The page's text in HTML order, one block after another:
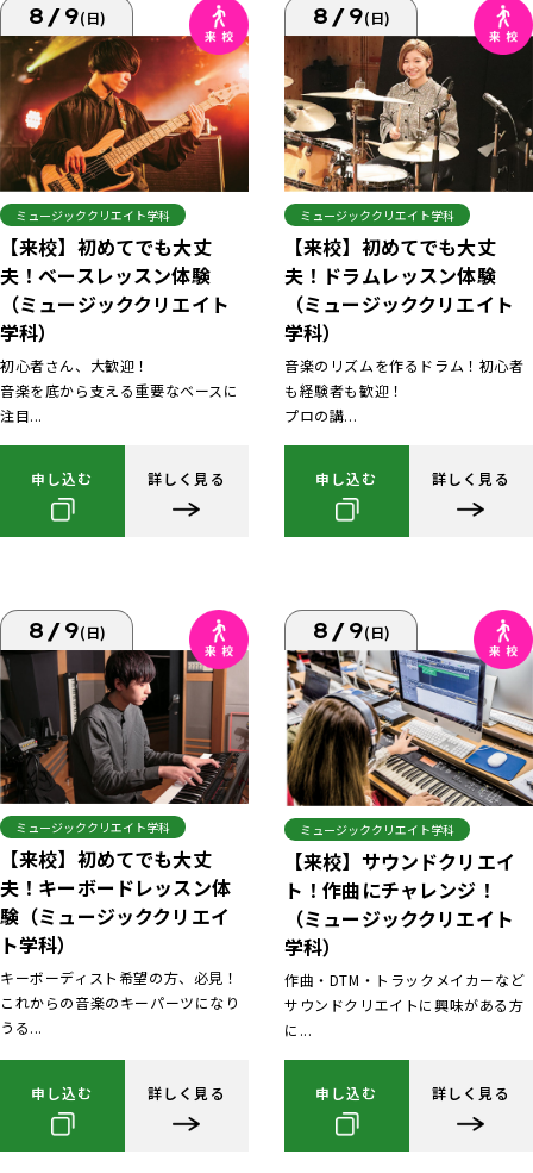
8/9(日)
ミュージッククリエイト学科
【来校】初めてでも大丈
夫！ベースレッスン体験
（ミュージッククリエイト
学科）
初心者さん、大歓迎！
音楽を底から支える重要なベースに
注目...
申し込む 詳しく見る
8/9(日)
ミュージッククリエイト学科
【来校】初めてでも大丈
夫！ドラムレッスン体験
（ミュージッククリエイト
学科）
音楽のリズムを作るドラム！初心者
も経験者も歓迎！
プロの講...
申し込む 詳しく見る
8/9(日)
ミュージッククリエイト学科
【来校】初めてでも大丈
夫！キーボードレッスン体
験（ミュージッククリエイ
ト学科）
キーボーディスト希望の方、必見！
これからの音楽のキーパーツになり
うる...
申し込む 詳しく見る
8/9(日)
ミュージッククリエイト学科
【来校】サウンドクリエイ
ト！作曲にチャレンジ！
（ミュージッククリエイト
学科）
作曲・DTM・トラックメイカーなど
サウンドクリエイトに興味がある方
に...
申し込む 詳しく見る